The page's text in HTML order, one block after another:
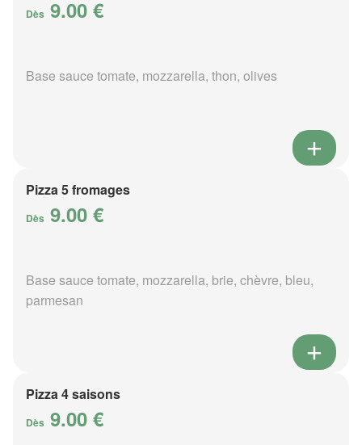
Dès 9.00 €
Base sauce tomate, mozzarella, thon, olives
Pizza 5 fromages
Dès 9.00 €
Base sauce tomate, mozzarella, brie, chèvre, bleu,
parmesan
Pizza 4 saisons
Dès 9.00 €